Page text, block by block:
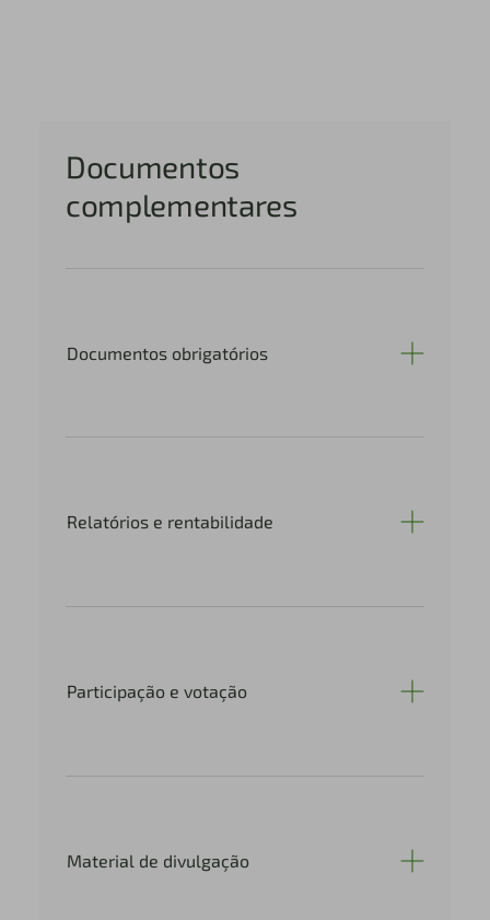
Documentos
complementares
Documentos obrigatórios
Relatórios e rentabilidade
Participação e votação
Material de divulgação